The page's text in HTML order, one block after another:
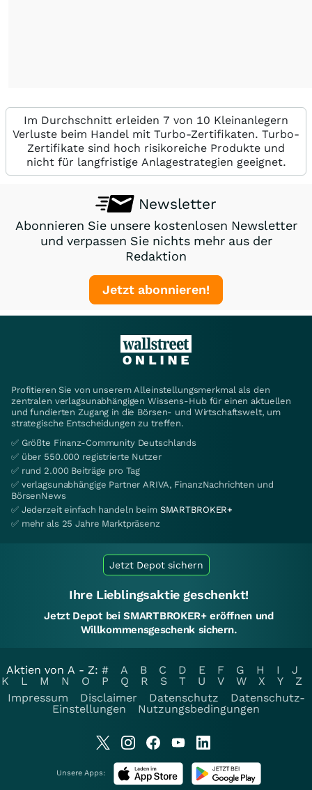
Im Durchschnitt erleiden 7 von 10 Kleinanlegern
Verluste beim Handel mit Turbo-Zertifikaten. Turbo-
Zertifikate sind hoch risikoreiche Produkte und
nicht für langfristige Anlagestrategien geeignet.
Newsletter
Abonnieren Sie unsere kostenlosen Newsletter
und verpassen Sie nichts mehr aus der
Redaktion
Jetzt abonnieren!
Profitieren Sie von unserem Alleinstellungsmerkmal als den
zentralen verlagsunabhängigen Wissens-Hub für einen aktuellen
und fundierten Zugang in die Börsen- und Wirtschaftswelt, um
strategische Entscheidungen zu treffen.
✅ Größte Finanz-Community Deutschlands
✅ über 550.000 registrierte Nutzer
✅ rund 2.000 Beiträge pro Tag
✅ verlagsunabhängige Partner ARIVA, FinanzNachrichten und
BörsenNews
✅ Jederzeit einfach handeln beim SMARTBROKER+
✅ mehr als 25 Jahre Marktpräsenz
Jetzt Depot sichern
Ihre Lieblingsaktie geschenkt!
Jetzt Depot bei SMARTBROKER+ eröffnen und
Willkommensgeschenk sichern.
Aktien von A - Z: # A B C D E F G H I
J
K
L M N O P Q R S T U V W X Y
Z
Impressum
Disclaimer Datenschutz
Datenschutz-
Einstellungen
Nutzungsbedingungen
Unsere Apps: